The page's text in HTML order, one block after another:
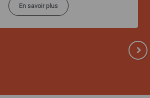
En savoir plus